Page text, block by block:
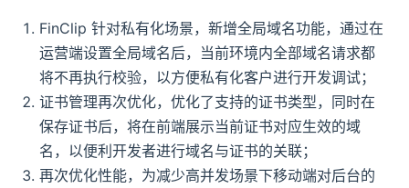
FinClip 针对私有化场景，新增全局域名功能，通过在
运营端设置全局域名后，当前环境内全部域名请求都
将不再执行校验，以方便私有化客户进行开发调试；
证书管理再次优化，优化了支持的证书类型，同时在
保存证书后，将在前端展示当前证书对应生效的域
名，以便利开发者进行域名与证书的关联；
再次优化性能，为减少高并发场景下移动端对后台的